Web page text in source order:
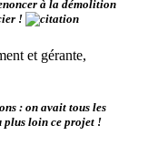
à la démolition
!
et gérante,
: on avait tous les
plus loin ce projet !